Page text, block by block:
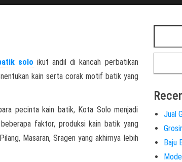
solo ikut andil di kancah perbatikan
kain serta corak motif batik yang
pecinta kain batik, Kota Solo menjadi
faktor, produksi kain batik yang
Masaran, Sragen yang akhirnya lebih
Jual
Baju